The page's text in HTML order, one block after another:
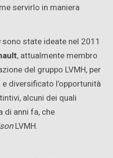
servirlo in maniera
sono state ideate nel 2011
, attualmente membro
del gruppo LVMH, per
diversificato l’opportunità
alcuni dei quali
di anni fa, che
LVMH.